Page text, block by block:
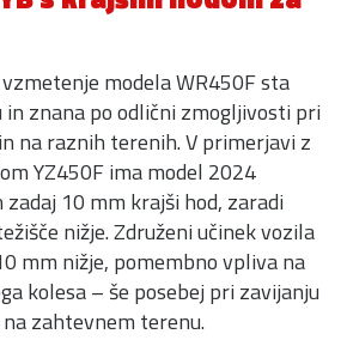
modela WR450F sta
znana po odlični zmogljivosti pri
na raznih terenih. V primerjavi z
YZ450F ima model 2024
10 mm krajši hod, zaradi
nižje. Združeni učinek vozila
mm nižje, pomembno vpliva na
kolesa – še posebej pri zavijanju
zahtevnem terenu.